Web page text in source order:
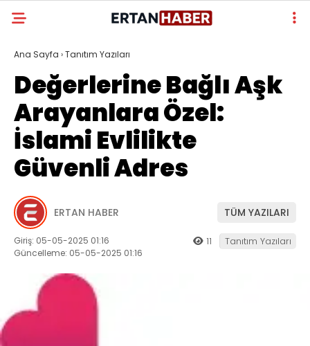
Ana Sayfa ›Tanıtım Yazıları
Değerlerine Bağlı Aşk
Arayanlara Özel:
İslami Evlilikte
Güvenli Adres
ERTAN HABER TÜM YAZILARI
Giriş: 05-05-2025 01:16
Güncelleme: 05-05-2025 01:16
11 Tanıtım Yazıları